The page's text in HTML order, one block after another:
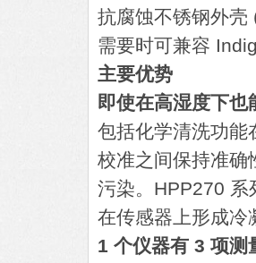
抗腐蚀不锈钢外壳
需要时可兼容
主要优势
即使在高湿度下也
包括化学清洗功能
校准之间保持准确
污染。HPP270 系
在传感器上形成冷
1 个仪器有 3 项测